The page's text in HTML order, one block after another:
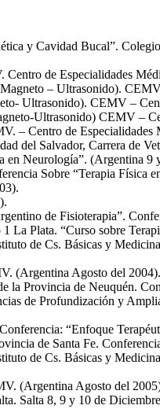
y Cavidad Bucal”.
de Especialidades
– Ultrasonido).
Ultrasonido). CEMV –
Ultrasonido) CEMV –
– Centro de
del Salvador, Carrera de
Neurología”. (Argentina 9
Sobre “Terapia
de Fisioterapia”.
Plata. “Curso sobre
de Cs. Básicas y
(Argentina Agosto del 2004).
la Provincia de Neuquén.
de Profundización y
“Enfoque
de Santa Fe.
de Cs. Básicas y
(Argentina Agosto del
Salta 8, 9 y 10 de